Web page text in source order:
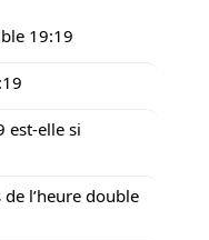
19:19
est-elle si
l’heure double